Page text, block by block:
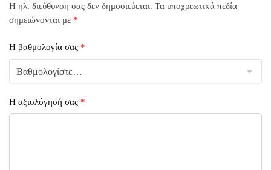
Η ηλ. διεύθυνση σας δεν δημοσιεύεται. Τα υποχρεωτικά πεδία
σημειώνονται με *
Η βαθμολογία σας *
Η αξιολόγησή σας *